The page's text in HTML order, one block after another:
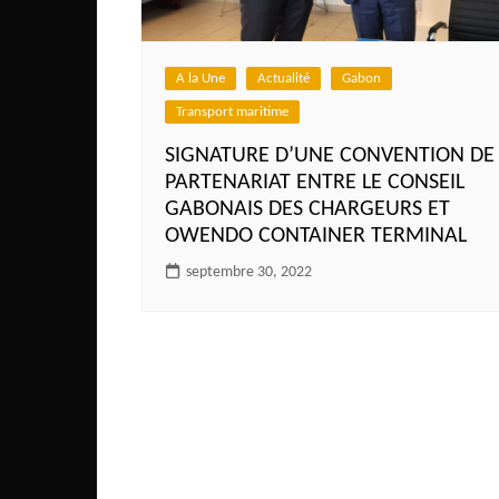
Côte d’Ivoire
Egypte
Gabon
Gambie
Ghana
A la Une Actualité Gabon
Transport maritime
SIGNATURE D’UNE CONVENTION DE
PARTENARIAT ENTRE LE CONSEIL
GABONAIS DES CHARGEURS ET
OWENDO CONTAINER TERMINAL
septembre 30, 2022